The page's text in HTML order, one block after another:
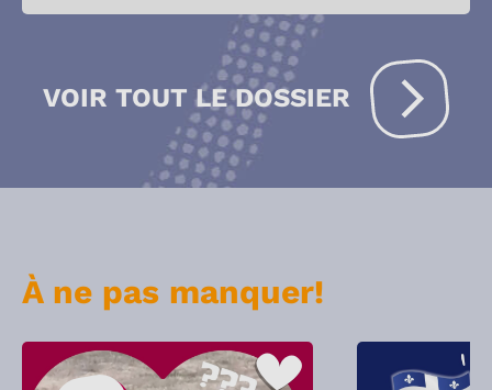
VOIR TOUT LE DOSSIER
À ne pas manquer!